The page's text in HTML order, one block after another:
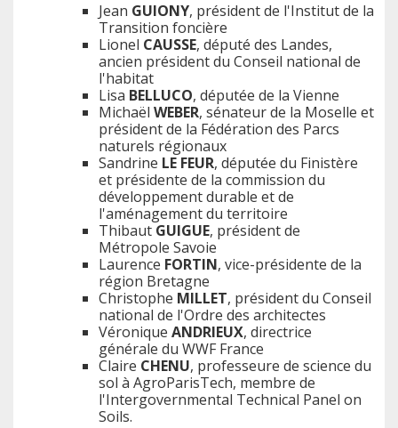
Jean GUIONY, président de l'Institut de la
Transition foncière
Lionel CAUSSE, député des Landes,
ancien président du Conseil national de
l'habitat
Lisa BELLUCO, députée de la Vienne
Michaël WEBER, sénateur de la Moselle et
président de la Fédération des Parcs
naturels régionaux
Sandrine LE FEUR, députée du Finistère
et présidente de la commission du
développement durable et de
l'aménagement du territoire
Thibaut GUIGUE, président de
Métropole Savoie
Laurence FORTIN, vice-présidente de la
région Bretagne
Christophe MILLET, président du Conseil
national de l'Ordre des architectes
Véronique ANDRIEUX, directrice
générale du WWF France
Claire CHENU, professeure de science du
sol à AgroParisTech, membre de
l'Intergovernmental Technical Panel on
Soils.